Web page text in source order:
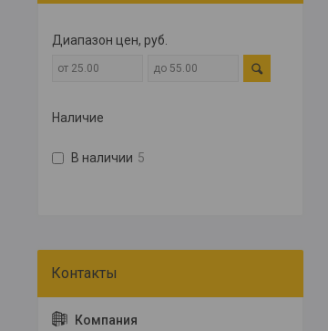
Диапазон цен, руб.
Наличие
В наличии 5